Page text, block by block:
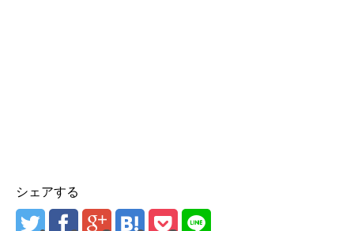
シェアする